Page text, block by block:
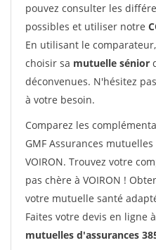
pouvez consulter les
possibles et utiliser notre
En utilisant le
choisir sa mutuelle sénior
déconvenues. N'hésitez
à votre besoin.
Comparez les
GMF Assurances
VOIRON. Trouvez votre
pas chère à VOIRON !
votre mutuelle santé
Faites votre devis en ligne à
mutuelles d'assurances